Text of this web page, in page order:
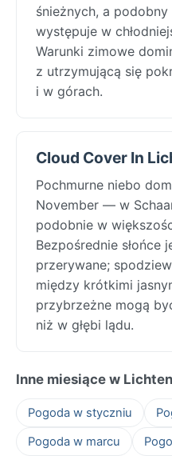
śnieżnych, a
występuje w
Warunki zimowe
z utrzymującą się
i w górach.
Cloud Cover In
Pochmurne niebo
November — w
podobnie w
Bezpośrednie słońce
przerywane;
między krótkimi
przybrzeżne mogą
niż w głębi lądu.
Inne miesiące w
Pogoda w styczniu
Pogoda w marcu